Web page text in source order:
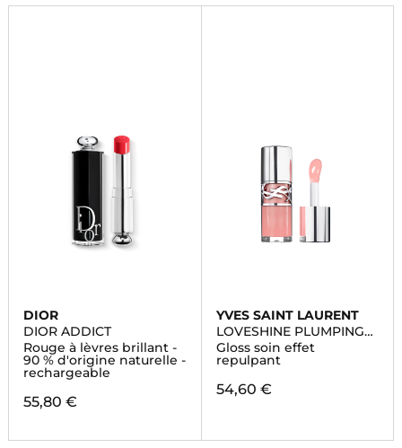
DIOR
DIOR ADDICT
Rouge à lèvres brillant -
90 % d'origine naturelle -
rechargeable
55,80 €
YVES SAINT LAURENT
LOVESHINE PLUMPING
LIP OIL GLOSS
Gloss soin effet
repulpant
54,60 €